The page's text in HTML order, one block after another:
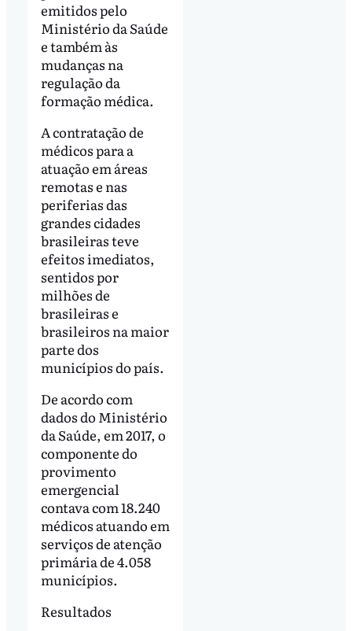
emitidos pelo
Ministério da Saúde
e também às
mudanças na
regulação da
formação médica.
A contratação de
médicos para a
atuação em áreas
remotas e nas
periferias das
grandes cidades
brasileiras teve
efeitos imediatos,
sentidos por
milhões de
brasileiras e
brasileiros na maior
parte dos
municípios do país.
De acordo com
dados do Ministério
da Saúde, em 2017, o
componente do
provimento
emergencial
contava com 18.240
médicos atuando em
serviços de atenção
primária de 4.058
municípios.
Resultados